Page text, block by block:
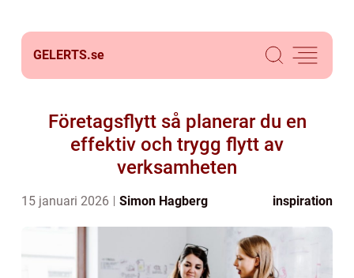
GELERTS.se
Företagsflytt så planerar du en
effektiv och trygg flytt av
verksamheten
15 januari 2026 Simon Hagberg inspiration